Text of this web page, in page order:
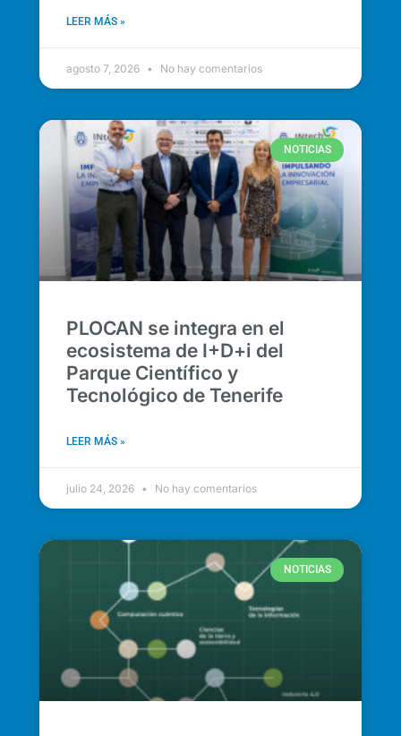
LEER MÁS »
agosto 7, 2026 No hay comentarios
NOTICIAS
PLOCAN se integra en el
ecosistema de I+D+i del
Parque Científico y
Tecnológico de Tenerife
LEER MÁS »
julio 24, 2026 No hay comentarios
NOTICIAS